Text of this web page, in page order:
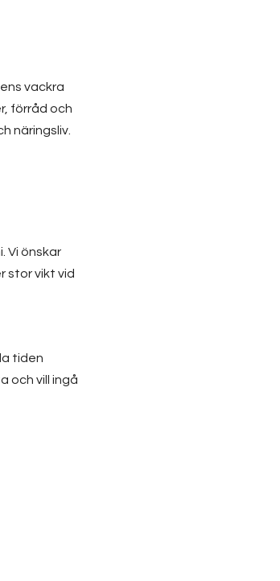
vackra
förråd och
näringsliv.
Vi önskar
stor vikt vid
tiden
och vill ingå